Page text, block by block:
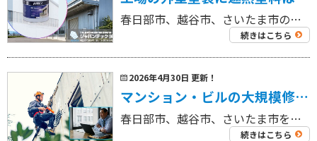
春日部市、越谷市、さいたま市の工場を中心に外壁塗装工事・屋根塗装工事、リフォーム工事を専門にしている 工場・倉庫の外壁塗装・屋根塗装専門店ジャパンテック（株）です！ 代表取締役の奈良部です！ 工場の夏場の暑さは、作業環境 […]
続きはこちら
2026年4月30日 更新！
マンション・ビルの大規模修繕費用相場は？越谷市・春日部市・さいたま市の管理組合・オーナーが失敗しない見積比較のポイント
春日部市、越谷市、さいたま市を中心に外壁塗装工事・屋根塗装工事、リフォーム工事を専門にしている 工場・倉庫の外壁塗装・屋根塗装専門店ジャパンテック（株）です！ 代表取締役の奈良部です！ 大規模修繕を考え始めると、多くの管 […]
続きはこちら